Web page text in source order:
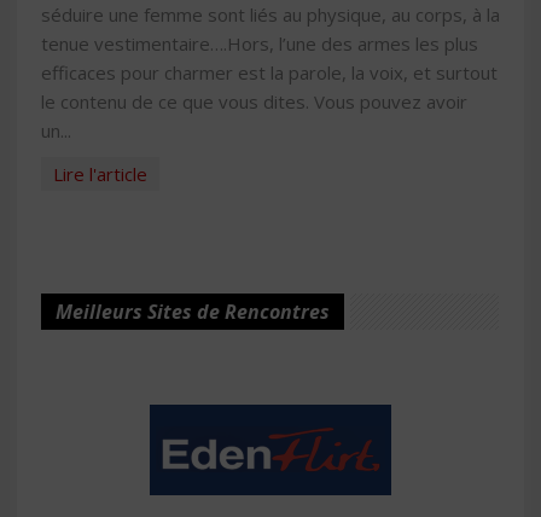
séduire une femme sont liés au physique, au corps, à la
tenue vestimentaire….Hors, l’une des armes les plus
efficaces pour charmer est la parole, la voix, et surtout
le contenu de ce que vous dites. Vous pouvez avoir
un...
Lire l'article
Meilleurs Sites de Rencontres